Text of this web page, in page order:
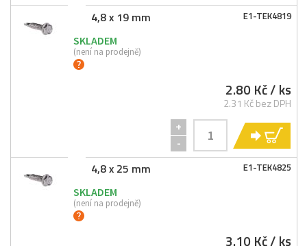
E1-TEK4819
4,8 x 19 mm
SKLADEM
(není na prodejně)
2.80 Kč/ ks
2.31 Kč bez DPH
+
-
E1-TEK4825
4,8 x 25 mm
SKLADEM
(není na prodejně)
3.10 Kč/ ks